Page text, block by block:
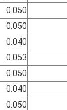
0.050
0.050
0.040
0.053
0.050
0.040
0.050